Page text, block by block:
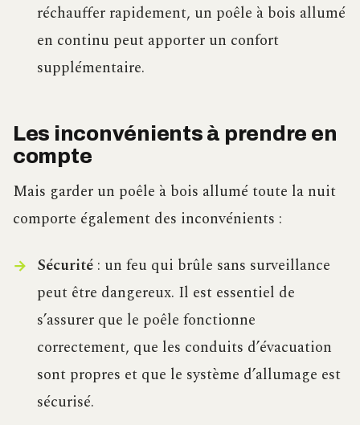
réchauffer rapidement, un poêle à bois allumé
en continu peut apporter un confort
supplémentaire.
Les inconvénients à prendre en
compte
Mais garder un poêle à bois allumé toute la nuit
comporte également des inconvénients :
Sécurité: un feu qui brûle sans surveillance
peut être dangereux. Il est essentiel de
s’assurer que le poêle fonctionne
correctement, que les conduits d’évacuation
sont propres et que le système d’allumage est
sécurisé.